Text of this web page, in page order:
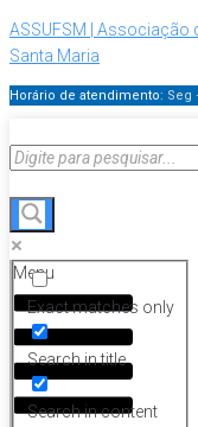
ASSUFSM | Associação
Santa Maria
Horário de atendimento: Seg
Exact matches only
Search in title
Search in content
Menu